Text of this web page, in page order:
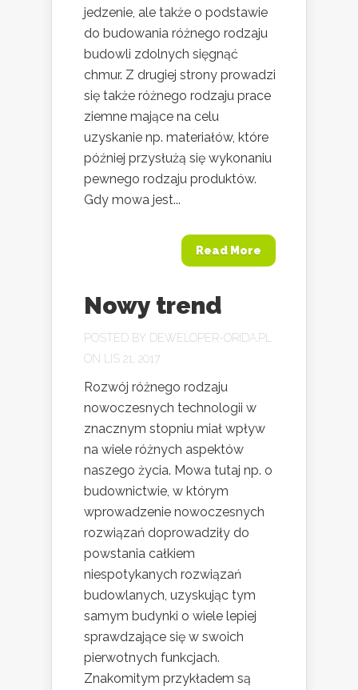
jedzenie, ale także o podstawie
do budowania różnego rodzaju
budowli zdolnych sięgnąć
chmur. Z drugiej strony prowadzi
się także różnego rodzaju prace
ziemne mające na celu
uzyskanie np. materiałów, które
później przysłużą się wykonaniu
pewnego rodzaju produktów.
Gdy mowa jest...
Read More
Nowy trend
POSTED BY DEWELOPER-ORIDA.PL
ON LIS 21, 2017
Rozwój różnego rodzaju
nowoczesnych technologii w
znacznym stopniu miał wpływ
na wiele różnych aspektów
naszego życia. Mowa tutaj np. o
budownictwie, w którym
wprowadzenie nowoczesnych
rozwiązań doprowadziły do
powstania całkiem
niespotykanych rozwiązań
budowlanych, uzyskując tym
samym budynki o wiele lepiej
sprawdzające się w swoich
pierwotnych funkcjach.
Znakomitym przykładem są